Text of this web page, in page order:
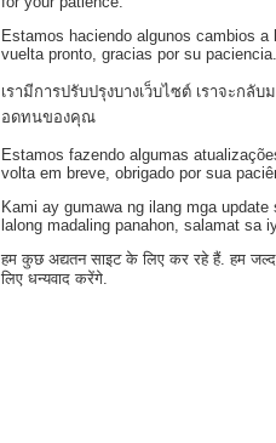
Estamos haciendo algunos cambios
vuelta pronto, gracias por su paciencia.
เรามีการปรับปรุงบางเว็บไซต์ เราจะก
อดทนของคุณ
Estamos fazendo algumas
volta em breve, obrigado por sua
Kami ay gumawa ng ilang mga
lalong madaling panahon, salamat sa
हम कुछ अद्यतन साइट के लिए कर रहे हैं. हम
लिए धन्यवाद करेंगे.